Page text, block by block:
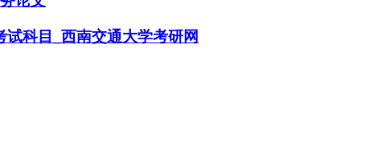
科目_西南交通大学考研网